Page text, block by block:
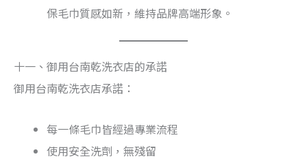
保毛巾質感如新，維持品牌高端形象。
十一、御用台南乾洗衣店的承諾
御用台南乾洗衣店承諾：
每一條毛巾皆經過專業流程
使用安全洗劑，無殘留